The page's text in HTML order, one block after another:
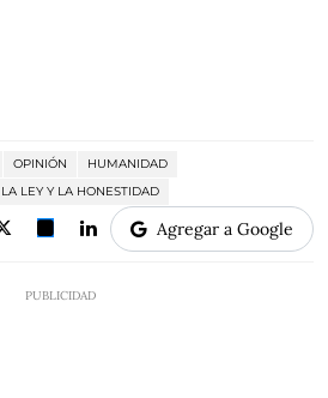
OPINIÓN
HUMANIDAD
LEY Y LA HONESTIDAD
Agregar a Google